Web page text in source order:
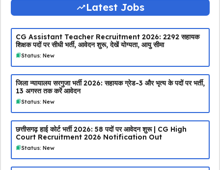
Latest Jobs
CG Assistant Teacher Recruitment 2026: 2292 सहायक
शिक्षक पदों पर सीधी भर्ती, आवेदन शुरू, देखें योग्यता, आयु सीमा
Status: New
जिला न्यायालय सरगुजा भर्ती 2026: सहायक ग्रेड-3 और भृत्य के पदों पर भर्ती,
13 अगस्त तक करें आवेदन
Status: New
छत्तीसगढ़ हाई कोर्ट भर्ती 2026: 58 पदों पर आवेदन शुरू | CG High
Court Recruitment 2026 Notification Out
Status: New